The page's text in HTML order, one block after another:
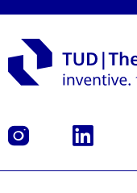
Instagram LinkedIn